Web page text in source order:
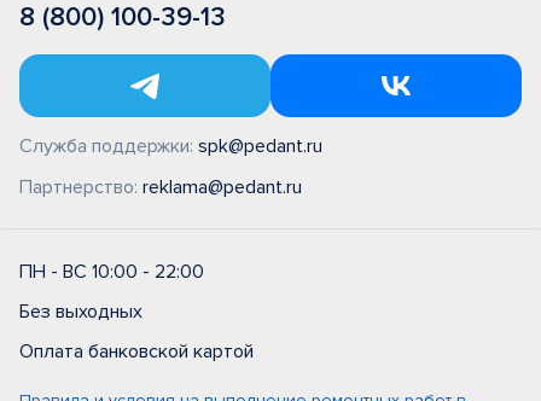
8 (800) 100-39-13
Служба поддержки: spk@pedant.ru
Партнерство: reklama@pedant.ru
ПН - ВС 10:00 - 22:00
Без выходных
Оплата банковской картой